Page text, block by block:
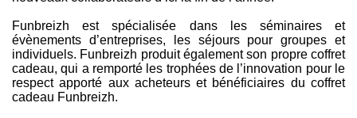
Funbreizh est spécialisée dans les séminaires et
évènements d’entreprises, les séjours pour groupes et
individuels. Funbreizh produit également son propre coffret
cadeau, qui a remporté les trophées de l’innovation pour le
respect apporté aux acheteurs et bénéficiaires du coffret
cadeau Funbreizh.